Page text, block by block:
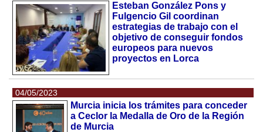
Esteban González Pons y
Fulgencio Gil coordinan
estrategias de trabajo con el
objetivo de conseguir fondos
europeos para nuevos
proyectos en Lorca
04/05/2023
Murcia inicia los trámites para conceder
a Ceclor la Medalla de Oro de la Región
de Murcia